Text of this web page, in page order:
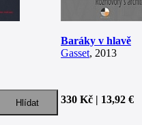
Baráky v hlavě
Gasset, 2013
330 Kč | 13,92 €